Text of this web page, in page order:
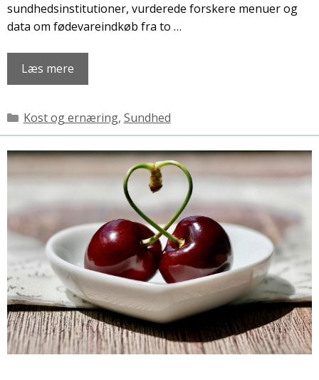
sundhedsinstitutioner, vurderede forskere menuer og
data om fødevareindkøb fra to …
Læs mere
Kategorier
Kost og ernæring, Sundhed